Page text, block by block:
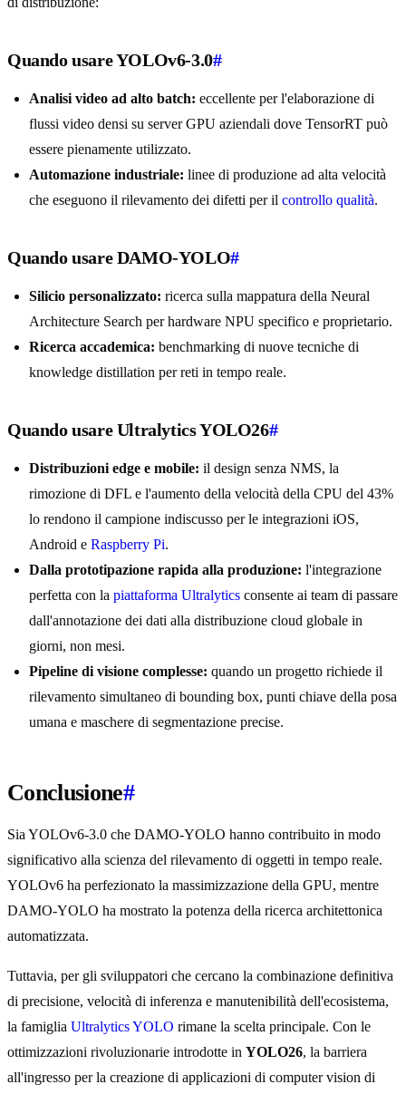
Quando usare YOLOv6-3.0#
Analisi video ad alto batch: eccellente per l'elaborazione di
flussi video densi su server GPU aziendali dove TensorRT può
essere pienamente utilizzato.
Automazione industriale: linee di produzione ad alta velocità
che eseguono il rilevamento dei difetti per il controllo qualità.
Quando usare DAMO-YOLO#
Silicio personalizzato: ricerca sulla mappatura della Neural
Architecture Search per hardware NPU specifico e proprietario.
Ricerca accademica: benchmarking di nuove tecniche di
knowledge distillation per reti in tempo reale.
Quando usare Ultralytics YOLO26#
Distribuzioni edge e mobile: il design senza NMS, la
rimozione di DFL e l'aumento della velocità della CPU del 43%
lo rendono il campione indiscusso per le integrazioni iOS,
Android e Raspberry Pi.
Dalla prototipazione rapida alla produzione: l'integrazione
perfetta con la piattaforma Ultralytics consente ai team di passare
dall'annotazione dei dati alla distribuzione cloud globale in
giorni, non mesi.
Pipeline di visione complesse: quando un progetto richiede il
rilevamento simultaneo di bounding box, punti chiave della posa
umana e maschere di segmentazione precise.
Conclusione#
Sia YOLOv6-3.0 che DAMO-YOLO hanno contribuito in modo
significativo alla scienza del rilevamento di oggetti in tempo reale.
YOLOv6 ha perfezionato la massimizzazione della GPU, mentre
DAMO-YOLO ha mostrato la potenza della ricerca architettonica
automatizzata.
Tuttavia, per gli sviluppatori che cercano la combinazione definitiva
di precisione, velocità di inferenza e manutenibilità dell'ecosistema,
la famiglia Ultralytics YOLO rimane la scelta principale. Con le
ottimizzazioni rivoluzionarie introdotte in YOLO26, la barriera
all'ingresso per la creazione di applicazioni di computer vision di